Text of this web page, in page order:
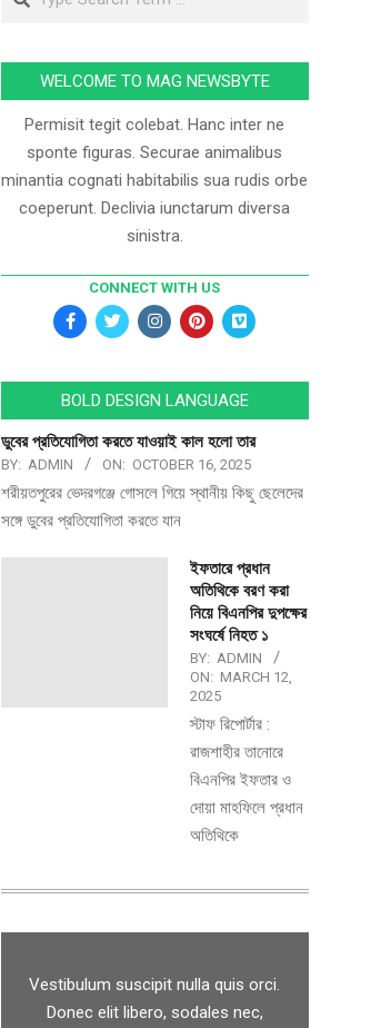
WELCOME TO MAG NEWSBYTE
Permisit tegit colebat. Hanc inter ne
sponte figuras. Securae animalibus
minantia cognati habitabilis sua rudis orbe
coeperunt. Declivia iunctarum diversa
sinistra.
CONNECT WITH US
BOLD DESIGN LANGUAGE
ডুবের প্রতিযোগিতা করতে যাওয়াই কাল হলো তার
BY: ADMIN ON: OCTOBER 16, 2025
শরীয়তপুরের ভেদরগঞ্জে গোসলে গিয়ে স্থানীয় কিছু ছেলেদের
সঙ্গে ডুবের প্রতিযোগিতা করতে যান
ইফতারে প্রধান
অতিথিকে বরণ করা
নিয়ে বিএনপির দুপক্ষের
সংঘর্ষে নিহত ১
BY: ADMIN
ON: MARCH 12,
2025
স্টাফ রিপোর্টার :
রাজশাহীর তানোরে
বিএনপির ইফতার ও
দোয়া মাহফিলে প্রধান
অতিথিকে
Vestibulum suscipit nulla quis orci.
Donec elit libero, sodales nec,